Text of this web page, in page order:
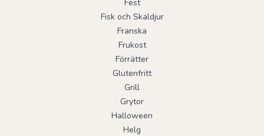
Fest
Fisk och Skaldjur
Franska
Frukost
Förrätter
Glutenfritt
Grill
Grytor
Halloween
Helg